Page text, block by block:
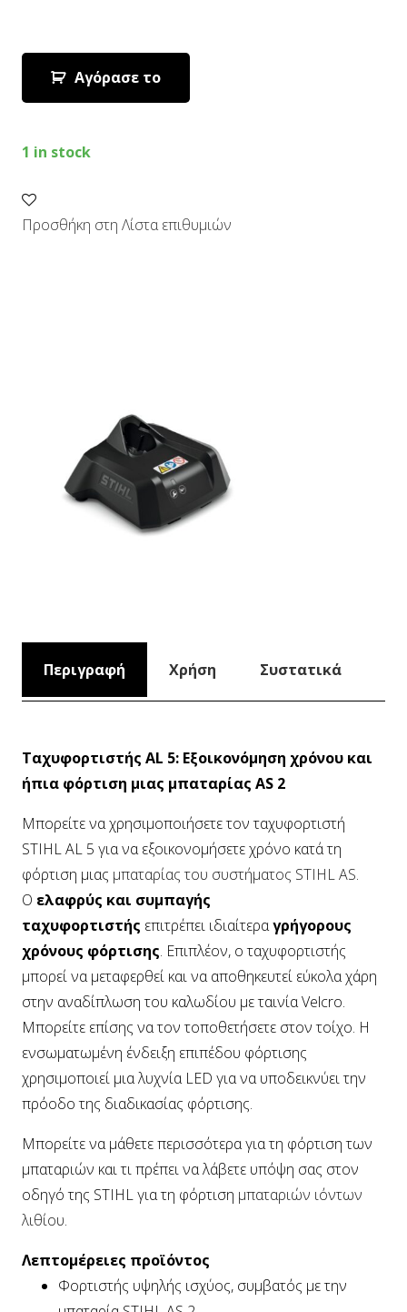
Αγόρασε το
1 in stock
Προσθήκη στη Λίστα επιθυμιών
Περιγραφή Χρήση Συστατικά
Ταχυφορτιστής AL 5: Εξοικονόμηση χρόνου και
ήπια φόρτιση μιας μπαταρίας AS 2
Μπορείτε να χρησιμοποιήσετε τον ταχυφορτιστή
STIHL AL 5 για να εξοικονομήσετε χρόνο κατά τη
φόρτιση μιας μπαταρίας του συστήματος STIHL AS.
Ο ελαφρύς και συμπαγής
ταχυφορτιστής επιτρέπει ιδιαίτεραγρήγορους
χρόνους φόρτισης. Επιπλέον, ο ταχυφορτιστής
μπορεί να μεταφερθεί και να αποθηκευτεί εύκολα χάρη
στην αναδίπλωση του καλωδίου με ταινία Velcro.
Μπορείτε επίσης να τον τοποθετήσετε στον τοίχο. Η
ενσωματωμένη ένδειξη επιπέδου φόρτισης
χρησιμοποιεί μια λυχνία LED για να υποδεικνύει την
πρόοδο της διαδικασίας φόρτισης.
Μπορείτε να μάθετε περισσότερα για τη φόρτιση των
μπαταριών και τι πρέπει να λάβετε υπόψη σας στον
οδηγό της STIHL για τη φόρτιση μπαταριών ιόντων
λιθίου.
Λεπτομέρειες προϊόντος
Φορτιστής υψηλής ισχύος, συμβατός με την